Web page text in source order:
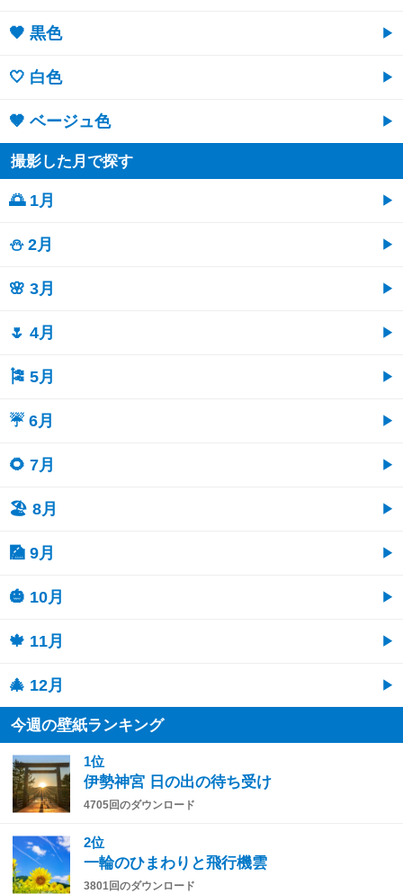
🖤 黒色
🤍 白色
🤎 ベージュ色
撮影した月で探す
🌅 1月
⛄ 2月
🌸 3月
🌷 4月
🎏 5月
☔ 6月
🌻 7月
🏖 8月
🎑 9月
🎃 10月
🍁 11月
🎄 12月
今週の壁紙ランキング
1位
伊勢神宮 日の出の待ち受け
4705回のダウンロード
2位
一輪のひまわりと飛行機雲
3801回のダウンロード